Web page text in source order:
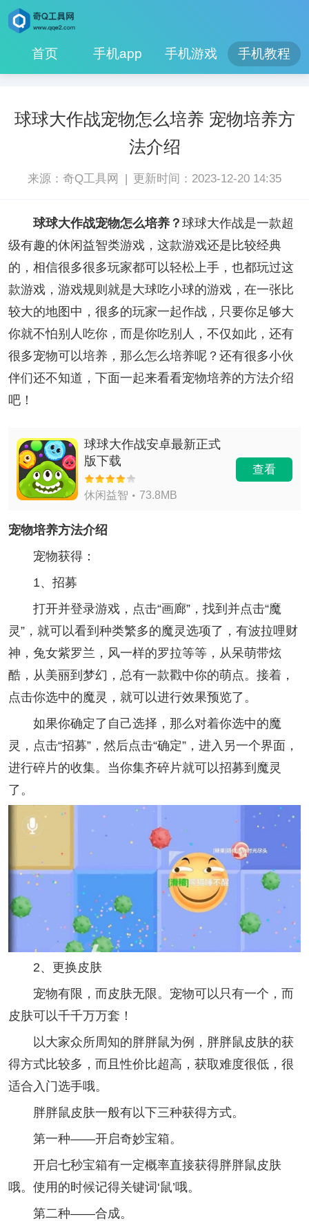
首页 手机app 手机游戏 手机教程
球球大作战宠物怎么培养 宠物培养方
法介绍
来源：奇Q工具网 | 更新时间：2023-12-20 14:35
球球大作战宠物怎么培养？ 球球大作战是一款超
级有趣的休闲益智类游戏，这款游戏还是比较经典
的，相信很多很多玩家都可以轻松上手，也都玩过这
款游戏，游戏规则就是大球吃小球的游戏，在一张比
较大的地图中，很多的玩家一起作战，只要你足够大
你就不怕别人吃你，而是你吃别人，不仅如此，还有
很多宠物可以培养，那么怎么培养呢？还有很多小伙
伴们还不知道，下面一起来看看宠物培养的方法介绍
吧！
球球大作战安卓最新正式
版下载
休闲益智 73.8MB
查看
宠物培养方法介绍
宠物获得：
1、招募
打开并登录游戏，点击“画廊”，找到并点击“魔
灵”，就可以看到种类繁多的魔灵选项了，有波拉哩财
神，兔女紫罗兰，风一样的罗拉等等，从呆萌带炫
酷，从美丽到梦幻，总有一款戳中你的萌点。接着，
点击你选中的魔灵，就可以进行效果预览了。
如果你确定了自己选择，那么对着你选中的魔
灵，点击“招募”，然后点击“确定”，进入另一个界面，
进行碎片的收集。当你集齐碎片就可以招募到魔灵
了。
2、更换皮肤
宠物有限，而皮肤无限。宠物可以只有一个，而
皮肤可以千千万万套！
以大家众所周知的胖胖鼠为例，胖胖鼠皮肤的获
得方式比较多，而且性价比超高，获取难度很低，很
适合入门选手哦。
胖胖鼠皮肤一般有以下三种获得方式。
第一种——开启奇妙宝箱。
开启七秒宝箱有一定概率直接获得胖胖鼠皮肤
哦。使用的时候记得关键词‘鼠’哦。
第二种——合成。